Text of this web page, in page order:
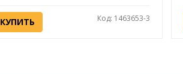
КУПИТЬ Код: 1463653-3